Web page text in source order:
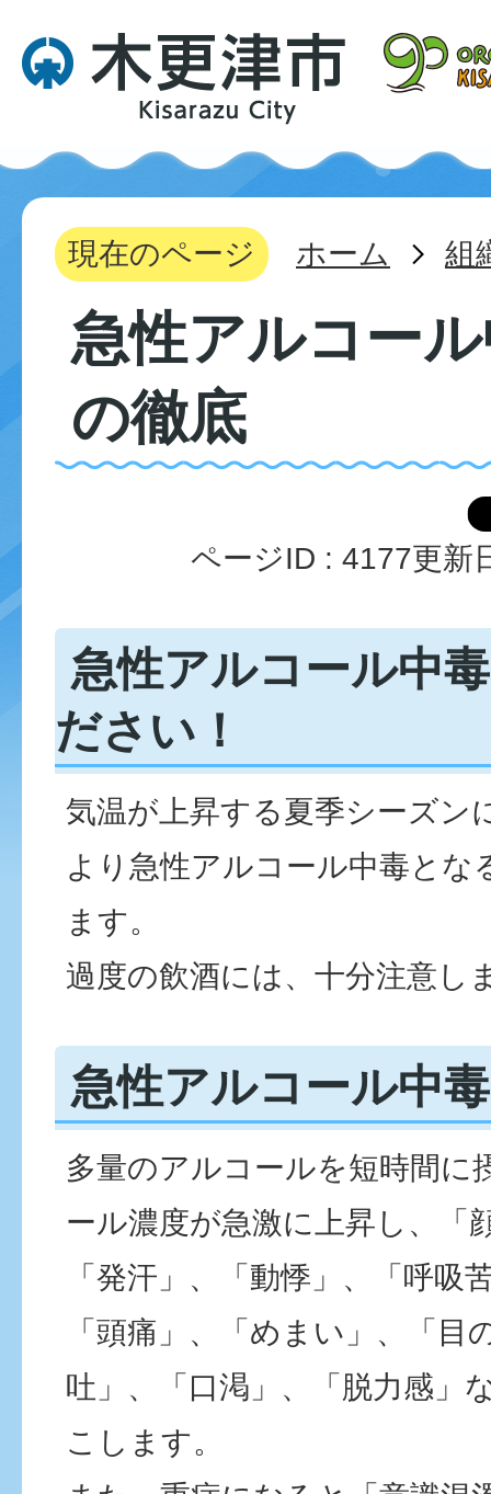
現在のページ ホーム 組
急性アルコー
の徹底
ページID : 4177更新
急性アルコール中
ださい！
気温が上昇する夏季シーズン
より急性アルコール中毒とな
ます。
過度の飲酒には、十分注意し
急性アルコール中
多量のアルコールを短時間に
ール濃度が急激に上昇し、「
「発汗」、「動悸」、「呼吸
「頭痛」、「めまい」、「目
吐」、「口渇」、「脱力感」
こします。